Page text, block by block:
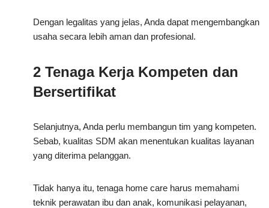
Dengan legalitas yang jelas, Anda dapat mengembangkan
usaha secara lebih aman dan profesional.
2 Tenaga Kerja Kompeten dan
Bersertifikat
Selanjutnya, Anda perlu membangun tim yang kompeten.
Sebab, kualitas SDM akan menentukan kualitas layanan
yang diterima pelanggan.
Tidak hanya itu, tenaga home care harus memahami
teknik perawatan ibu dan anak, komunikasi pelayanan,